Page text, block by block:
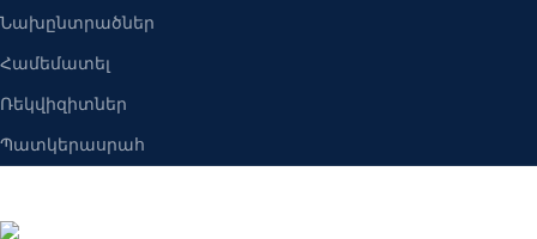
Նախընտրածներ
Համեմատել
Ռեկվիզիտներ
Պատկերասրահ